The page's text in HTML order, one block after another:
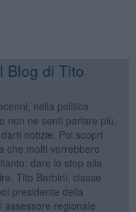
Blog di Tito
nella politica
non ne senti parlare più.
notizie. Poi scopri
che molti vorrebbero
dare lo stop alla
Tito Barbini, classe
presidente della
assessore regionale